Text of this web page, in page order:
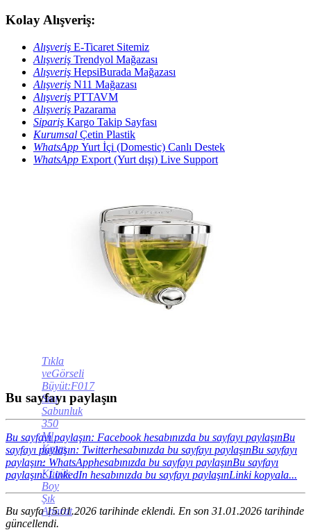
Kolay Alışveriş:
Alışveriş E-Ticaret Sitemiz
Alışveriş Trendyol Mağazası
Alışveriş HepsiBurada Mağazası
Alışveriş N11 Mağazası
Alışveriş PTTAVM
Alışveriş Pazarama
Sipariş Kargo Takip Sayfası
Kurumsal Çetin Plastik
WhatsApp Yurt İçi (Domestic) Canlı Destek
WhatsApp Export (Yurt dışı) Live Support
Tıkla
veGörseli
Büyüt:F017
Sıvı
Sabunluk
350
Ml
Krom
-
Küçük
Boy
Şık
Aparat
Bu sayfayı paylaşın
Bu sayfayı paylaşın: Facebook hesabınızda bu sayfayı paylaşınBu
sayfayı paylaşın: Twitterhesabınızda bu sayfayı paylaşınBu sayfayı
paylaşın: WhatsApphesabınızda bu sayfayı paylaşınBu sayfayı
paylaşın: LinkedIn hesabınızda bu sayfayı paylaşınLinki kopyala...
Bu sayfa 15.01.2026 tarihinde eklendi. En son 31.01.2026 tarihinde
güncellendi.